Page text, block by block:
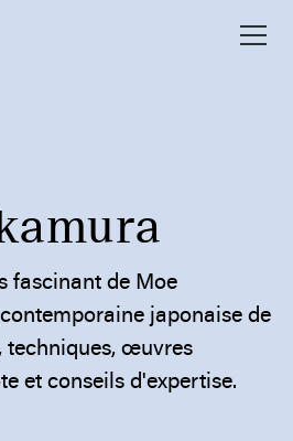
fascinant de Moe
japonaise de
techniques, œuvres
et conseils d'expertise.